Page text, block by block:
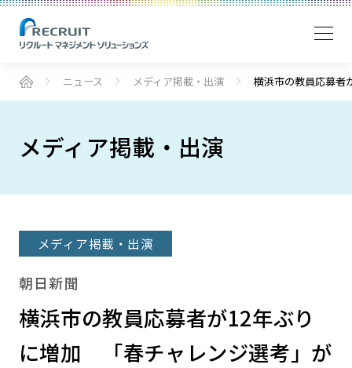
ニュース メディア掲載・出演 横浜市の教員応募
メディア掲載・出演
メディア掲載・出演
朝日新聞
横浜市の教員応募者が12年ぶり
に増加 「春チャレンジ選考」が